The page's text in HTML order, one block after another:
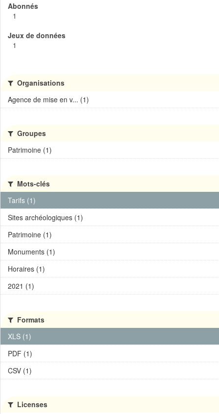
Abonnés
1
Jeux de données
1
Organisations
Agence de mise en v... (1)
Groupes
Patrimoine (1)
Mots-clés
Tarifs (1)
Sites archéologiques (1)
Patrimoine (1)
Monuments (1)
Horaires (1)
2021 (1)
Formats
XLS (1)
PDF (1)
CSV (1)
Licenses